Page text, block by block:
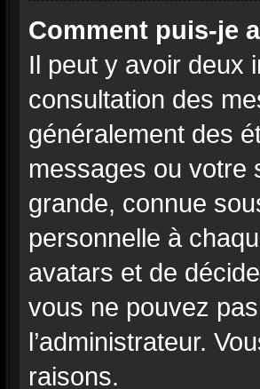
Comment puis-je
Il peut y avoir deux
consultation des
généralement des
messages ou votre
grande, connue
personnelle à
avatars et de
vous ne pouvez
l’administrateur.
raisons.